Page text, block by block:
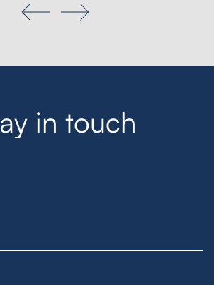
ay in touch